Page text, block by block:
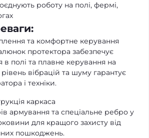
роботу на полі, фермі,
та комфортне керування
протектора забезпечує
в полі та плавне керування на
вібрацій та шуму гарантує
і техніки.
каркаса
армування та спеціальне ребро у
для кращого захисту від
пошкоджень.